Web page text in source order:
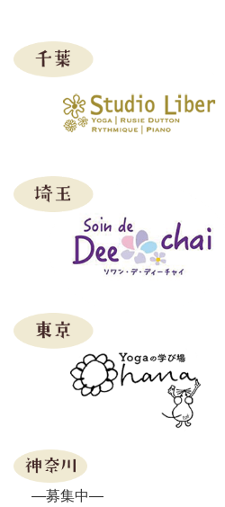
―募集中―